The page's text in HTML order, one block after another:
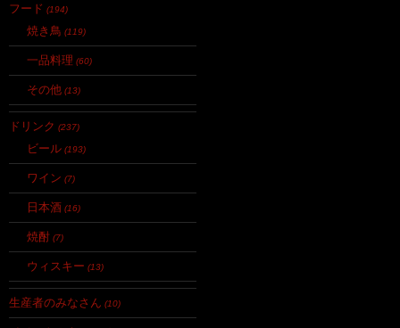
フード (194)
焼き鳥 (119)
一品料理 (60)
その他 (13)
ドリンク (237)
ビール (193)
ワイン (7)
日本酒 (16)
焼酎 (7)
ウィスキー (13)
生産者のみなさん (10)